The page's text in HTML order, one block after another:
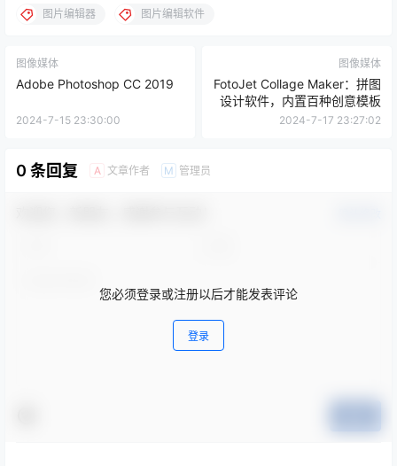
图片编辑器 图片编辑软件
图像媒体
Adobe Photoshop CC 2019
2024-7-15 23:30:00
图像媒体
FotoJet Collage Maker：拼图
设计软件，内置百种创意模板
2024-7-17 23:27:02
0 条回复 A 文章作者 M 管理员
您必须登录或注册以后才能发表评论
登录